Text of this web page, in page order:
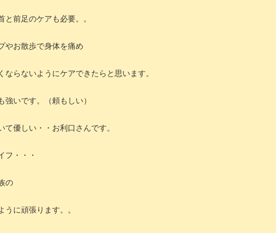
と前足のケアも必要。。
やお散歩で身体を痛め
ならないようにケアできたらと思います。
強いです。（頼もしい）
て優しい・・お利口さんです。
フ・・・
の
うに頑張ります。。